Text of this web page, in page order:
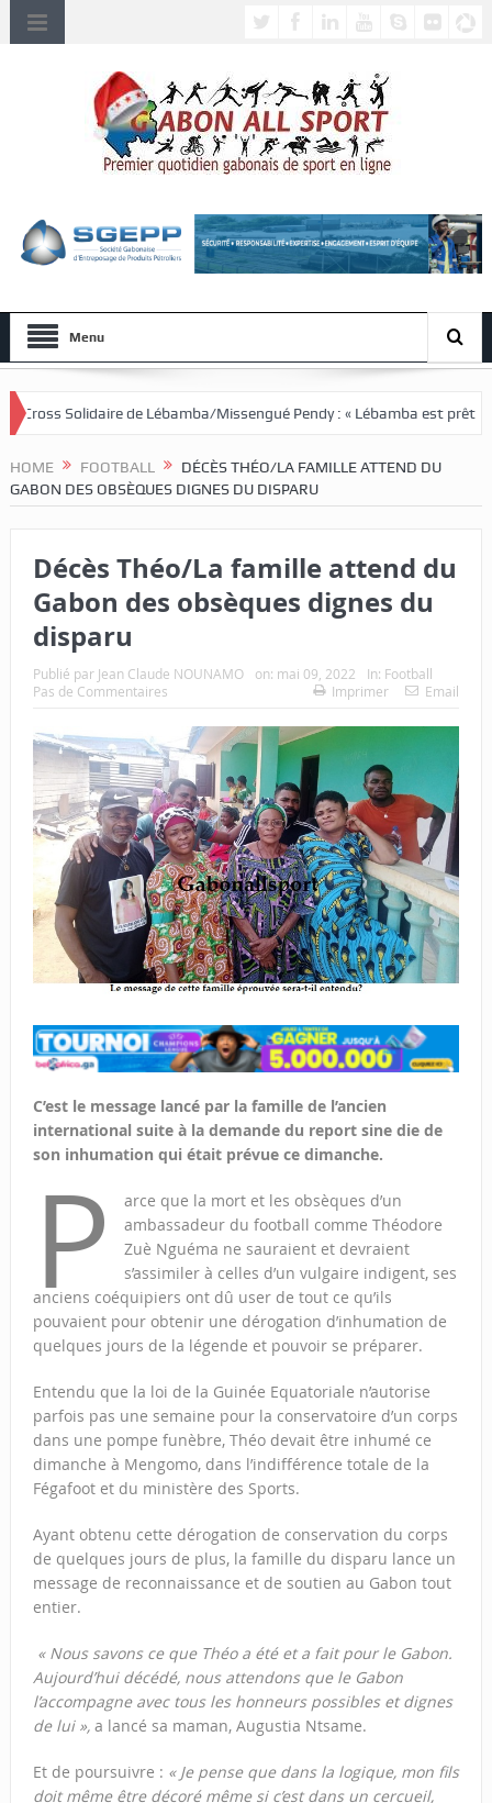
Menu
Lébamba/Missengué Pendy : « Lébamba est prêt à accueillir ce grand
HOME FOOTBALL
DÉCÈS THÉO/LA FAMILLE ATTEND DU
GABON DES OBSÈQUES DIGNES DU DISPARU
Décès Théo/La famille attend du
Gabon des obsèques dignes du
disparu
Publié par Jean Claude NOUNAMO on: mai 09, 2022 In: Football
Pas de Commentaires
Imprimer Email
C’est le message lancé par la famille de l’ancien
international suite à la demande du report sine die de
son inhumation qui était prévue ce dimanche.
P
arce que la mort et les obsèques d’un
ambassadeur du football comme Théodore
Zuè Nguéma ne sauraient et devraient
s’assimiler à celles d’un vulgaire indigent, ses
anciens coéquipiers ont dû user de tout ce qu’ils
pouvaient pour obtenir une dérogation d’inhumation de
quelques jours de la légende et pouvoir se préparer.
Entendu que la loi de la Guinée Equatoriale n’autorise
parfois pas une semaine pour la conservatoire d’un corps
dans une pompe funèbre, Théo devait être inhumé ce
dimanche à Mengomo, dans l’indifférence totale de la
Fégafoot et du ministère des Sports.
Ayant obtenu cette dérogation de conservation du corps
de quelques jours de plus, la famille du disparu lance un
message de reconnaissance et de soutien au Gabon tout
entier.
« Nous savons ce que Théo a été et a fait pour le Gabon.
Aujourd’hui décédé, nous attendons que le Gabon
l’accompagne avec tous les honneurs possibles et dignes
de lui »,a lancé sa maman, Augustia Ntsame.
Et de poursuivre : « Je pense que dans la logique, mon fils
doit même être décoré même si c’est dans un cercueil,